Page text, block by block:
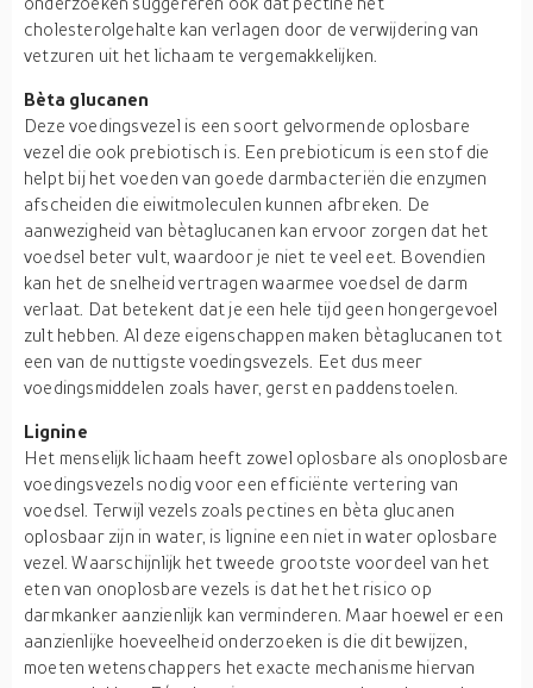
cholesterolgehalte kan verlagen door de verwijdering van
vetzuren uit het lichaam te vergemakkelijken.
Bèta glucanen
Deze voedingsvezel is een soort gelvormende oplosbare
vezel die ook prebiotisch is. Een prebioticum is een stof die
helpt bij het voeden van goede darmbacteriën die enzymen
afscheiden die eiwitmoleculen kunnen afbreken. De
aanwezigheid van bètaglucanen kan ervoor zorgen dat het
voedsel beter vult, waardoor je niet te veel eet. Bovendien
kan het de snelheid vertragen waarmee voedsel de darm
verlaat. Dat betekent dat je een hele tijd geen hongergevoel
zult hebben. Al deze eigenschappen maken bètaglucanen tot
een van de nuttigste voedingsvezels. Eet dus meer
voedingsmiddelen zoals haver, gerst en paddenstoelen.
Lignine
Het menselijk lichaam heeft zowel oplosbare als onoplosbare
voedingsvezels nodig voor een efficiënte vertering van
voedsel. Terwijl vezels zoals pectines en bèta glucanen
oplosbaar zijn in water, is lignine een niet in water oplosbare
vezel. Waarschijnlijk het tweede grootste voordeel van het
eten van onoplosbare vezels is dat het het risico op
darmkanker aanzienlijk kan verminderen. Maar hoewel er een
aanzienlijke hoeveelheid onderzoeken is die dit bewijzen,
moeten wetenschappers het exacte mechanisme hiervan